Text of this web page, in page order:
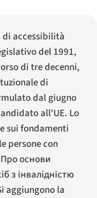
accessibilità
del 1991,
di tre decenni,
di
dal giugno
all'UE. Lo
sui fondamenti
persone con
основи
з інвалідністю
aggiungono la